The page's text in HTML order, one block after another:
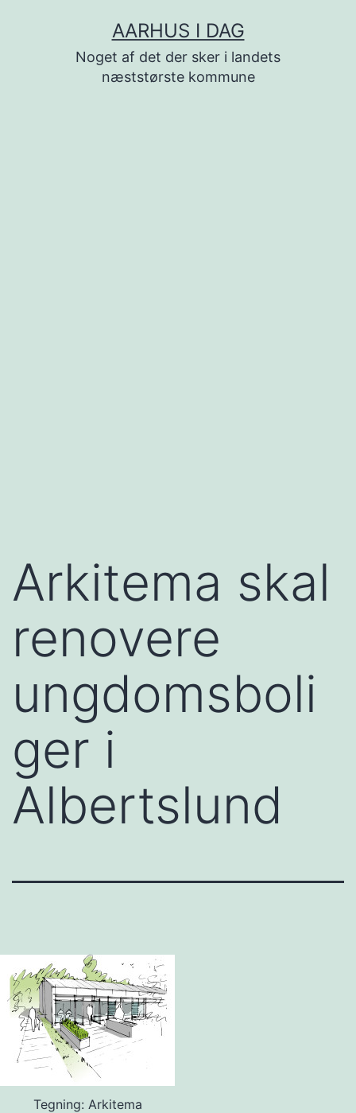
AARHUS I DAG
Noget af det der sker i landets
næststørste kommune
Arkitema skal
renovere
ungdomsboli
ger i
Albertslund
Tegning: Arkitema